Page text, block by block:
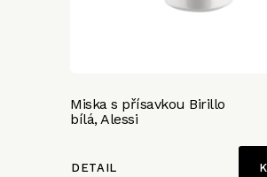
Miska s přísavkou Birillo
bílá, Alessi
DETAIL